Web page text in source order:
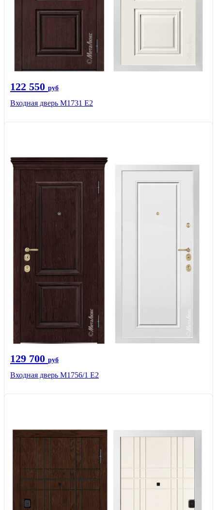
122 550 руб
Входная дверь М1731 Е2
129 700 руб
Входная дверь М1756/1 Е2